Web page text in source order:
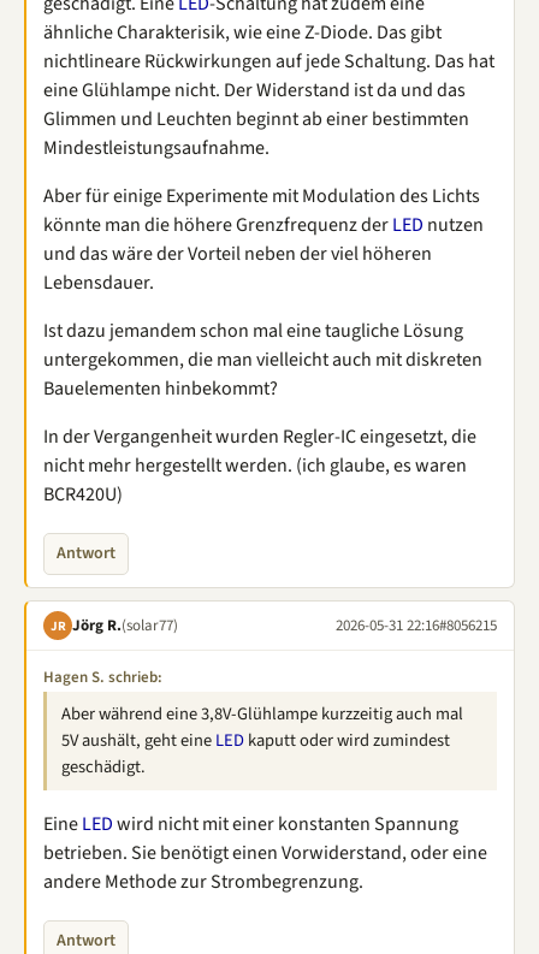
ähnliche Charakterisik, wie eine Z-Diode. Das gibt
nichtlineare Rückwirkungen auf jede Schaltung. Das hat
eine Glühlampe nicht. Der Widerstand ist da und das
Glimmen und Leuchten beginnt ab einer bestimmten
Mindestleistungsaufnahme.
Aber für einige Experimente mit Modulation des Lichts
könnte man die höhere Grenzfrequenz derLED nutzen
und das wäre der Vorteil neben der viel höheren
Lebensdauer.
Ist dazu jemandem schon mal eine taugliche Lösung
untergekommen, die man vielleicht auch mit diskreten
Bauelementen hinbekommt?
In der Vergangenheit wurden Regler-IC eingesetzt, die
nicht mehr hergestellt werden. (ich glaube, es waren
BCR420U)
Antwort
JR Jörg R.(solar77) 2026-05-31 22:16#8056215
Hagen S. schrieb:
Aber während eine 3,8V-Glühlampe kurzzeitig auch mal
5V aushält, geht eineLEDkaputt oder wird zumindest
geschädigt.
EineLEDwird nicht mit einer konstanten Spannung
betrieben. Sie benötigt einen Vorwiderstand, oder eine
andere Methode zur Strombegrenzung.
Antwort